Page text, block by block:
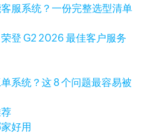
服系统？一份完整选型清单
登 G2 2026 最佳客户服务
系统？这 8 个问题最容易被
好用